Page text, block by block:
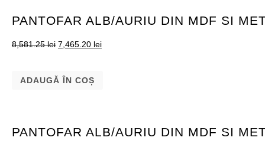
PANTOFAR ALB/AURIU DIN MDF SI
8,581.25lei 7,465.20 lei
ADAUGĂ ÎN COȘ
PANTOFAR ALB/AURIU DIN MDF SI